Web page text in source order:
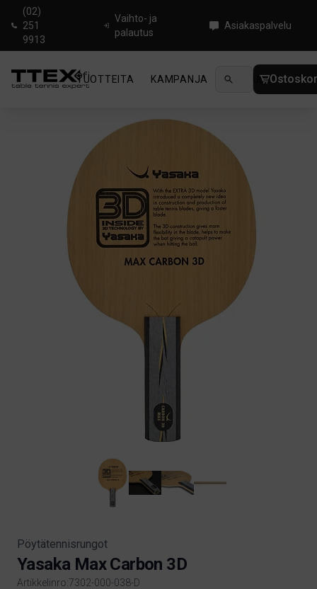
(02)
251
9913
Vaihto- ja
palautus
Asiakaspalvelu
TUOTTEITA KAMPANJA UUTUUDET
Yasaka Max Carbon 3D
Pöytätennisrungot
Yasaka Max Carbon 3D
Artikkelinro:7302-000-038-D